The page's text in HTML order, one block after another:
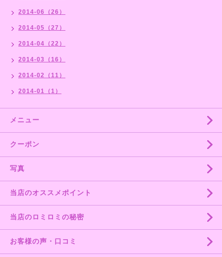
2014-06（26）
2014-05（27）
2014-04（22）
2014-03（16）
2014-02（11）
2014-01（1）
メニュー
クーポン
写真
当店のオススメポイント
当店のロミロミの秘密
お客様の声・口コミ